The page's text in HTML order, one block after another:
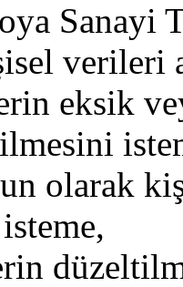
Sanayi
eksik
olarak